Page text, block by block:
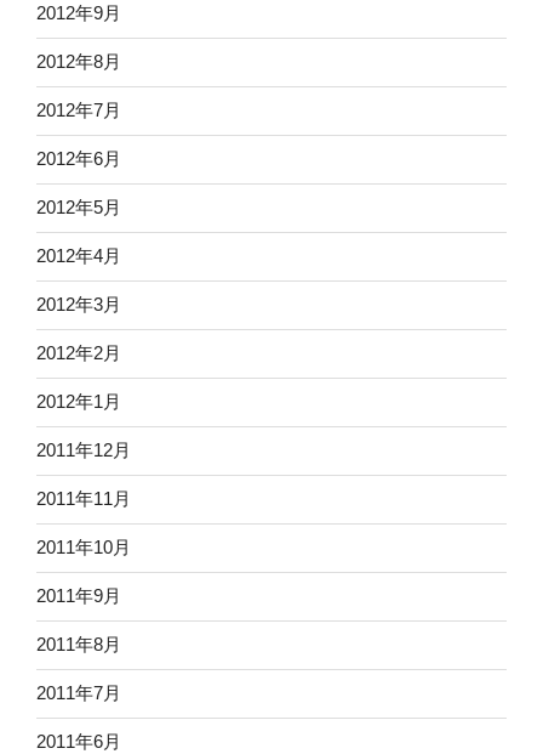
2012年9月
2012年8月
2012年7月
2012年6月
2012年5月
2012年4月
2012年3月
2012年2月
2012年1月
2011年12月
2011年11月
2011年10月
2011年9月
2011年8月
2011年7月
2011年6月